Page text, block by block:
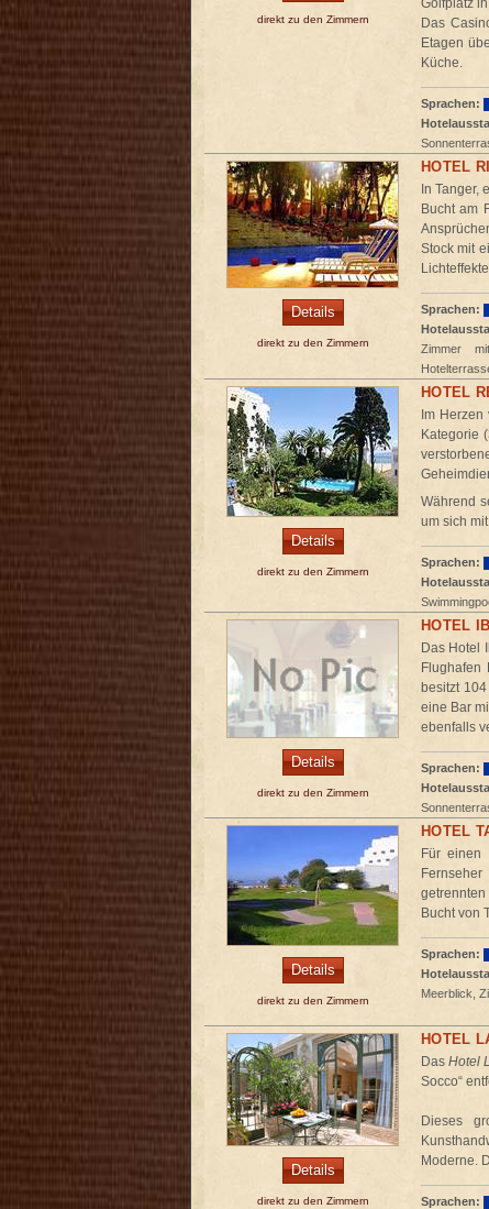
direkt zu den Zimmern
Golfplatz
Das
Etagen
Küche.
Sprachen:
Details
direkt zu den Zimmern
HOTEL
In Tanger,
Bucht am
Stock mit
Sprachen:
Zimmer
Details
direkt zu den Zimmern
HOTEL
Im
Kategorie
Während
um sich
Sprachen:
Details
direkt zu den Zimmern
HOTEL
Das Hotel
Flughafen
besitzt
eine Bar
ebenfalls
Sprachen:
Details
direkt zu den Zimmern
HOTEL
Für einen
Bucht von
Sprachen:
Meerblick,
Details
direkt zu den Zimmern
HOTEL
Das Hotel
Socco“
Dieses
Moderne.
Sprachen: